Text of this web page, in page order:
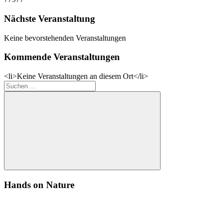
Nächste Veranstaltung
Keine bevorstehenden Veranstaltungen
Kommende Veranstaltungen
<li>Keine Veranstaltungen an diesem Ort</li>
Suchen
nach:
Suchen
Hands on Nature